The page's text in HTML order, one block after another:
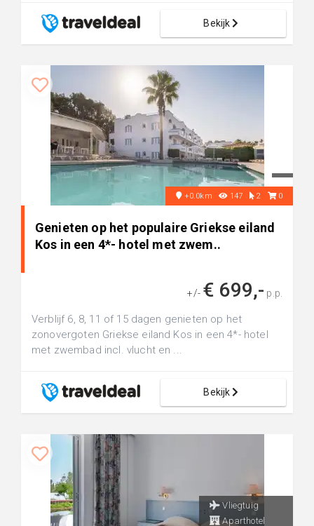
Bekijk
+0.0km 147 2 0
Genieten op het populaire Griekse eiland
Kos in een 4*- hotel met zwem..
+/- € 699,- p.p.
Verblijf 6, 8, 11 of 15 dagen genieten op het
zonovergoten Griekse eiland Kos in een 4*- hotel
met zwembad incl. vlucht en ...
Bekijk
Vliegtuig
Aparthotel